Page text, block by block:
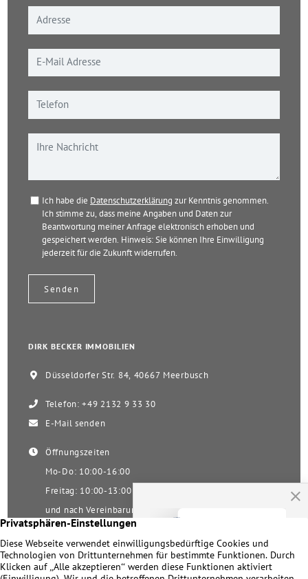
Ich habe die Datenschutzerklärung zur Kenntnis genommen.
Ich stimme zu, dass meine Angaben und Daten zur
Beantwortung meiner Anfrage elektronisch erhoben und
gespeichert werden. Hinweis: Sie können Ihre Einwilligung
jederzeit für die Zukunft widerrufen.
DIRK BECKER IMMOBILIEN
Düsseldorfer Str. 84, 40667 Meerbusch
Telefon: +49 2132 9 33 30
E-Mail senden
Öffnungszeiten
Mo-Do: 10:00-16:00
Freitag: 10:00-13:00
und nach Vereinbarung
Samstag nach Vereinbarung!
Unsere Facebookseite